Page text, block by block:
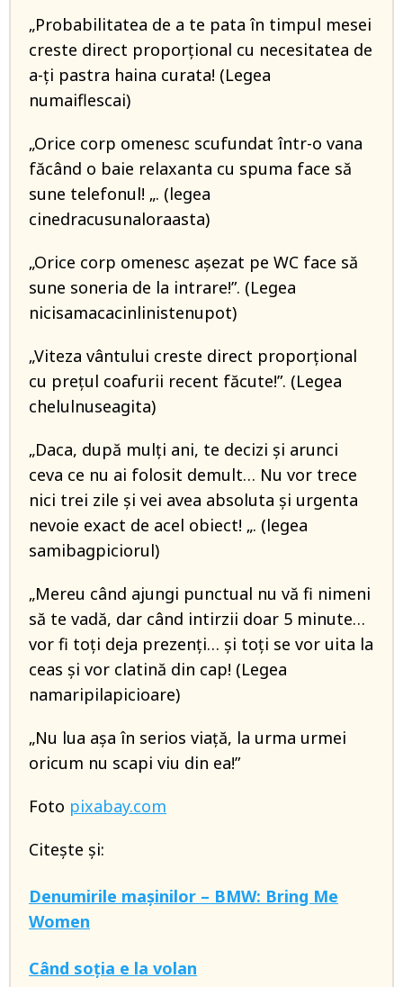
„Probabilitatea de a te pata în timpul mesei
creste direct proporțional cu necesitatea de
a-ți pastra haina curata! (Legea
numaiflescai)
„Orice corp omenesc scufundat într-o vana
făcând o baie relaxanta cu spuma face să
sune telefonul! „. (legea
cinedracusunaloraasta)
„Orice corp omenesc așezat pe WC face să
sune soneria de la intrare!”. (Legea
nicisamacacinlinistenupot)
„Viteza vântului creste direct proporțional
cu prețul coafurii recent făcute!”. (Legea
chelulnuseagita)
„Daca, după mulți ani, te decizi și arunci
ceva ce nu ai folosit demult… Nu vor trece
nici trei zile și vei avea absoluta și urgenta
nevoie exact de acel obiect! „. (legea
samibagpiciorul)
„Mereu când ajungi punctual nu vă fi nimeni
să te vadă, dar când intirzii doar 5 minute…
vor fi toți deja prezenți… și toți se vor uita la
ceas și vor clatină din cap! (Legea
namaripilapicioare)
„Nu lua așa în serios viață, la urma urmei
oricum nu scapi viu din ea!”
Foto pixabay.com
Citește și:
Denumirile mașinilor – BMW: Bring Me
Women
Când soția e la volan